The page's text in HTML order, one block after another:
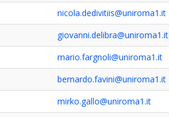
nicola.dedivitiis@uniroma1.it
giovanni.delibra@uniroma1.it
mario.fargnoli@uniroma1.it
bernardo.favini@uniroma1.it
mirko.gallo@uniroma1.it